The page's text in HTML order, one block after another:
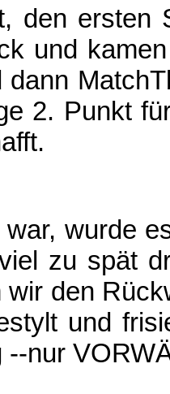
den ersten
und
dann
2. Punkt
wurde
zu spät
den
und
--nur